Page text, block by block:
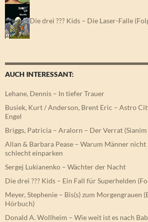
Die drei ??? Kids – Die Laser-Falle
AUCH INTERESSANT:
Lehane, Dennis – In tiefer Trauer
Busiek, Kurt / Anderson, Brent Eric – Astro
Engel
Briggs, Patricia – Aralorn – Der Verrat (Sianim
Allan & Barbara Pease – Warum Männer
schlecht einparken
Sergej Lukianenko – Wächter der Nacht
Die drei ??? Kids – Ein Fall für Superhelden
Meyer, Stephenie – Bis(s) zum Morgengrauen
Hörbuch)
Donald A. Wollheim – Wie weit ist es nach